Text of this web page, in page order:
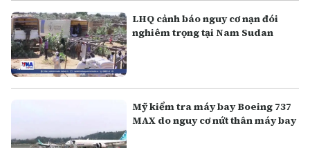
LHQ cảnh báo nguy cơ nạn đói
nghiêm trọng tại Nam Sudan
Mỹ kiểm tra máy bay Boeing 737
MAX do nguy cơ nứt thân máy bay